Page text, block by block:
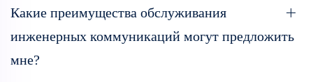
Какие преимущества обслуживания
инженерных коммуникаций могут предложить
мне?